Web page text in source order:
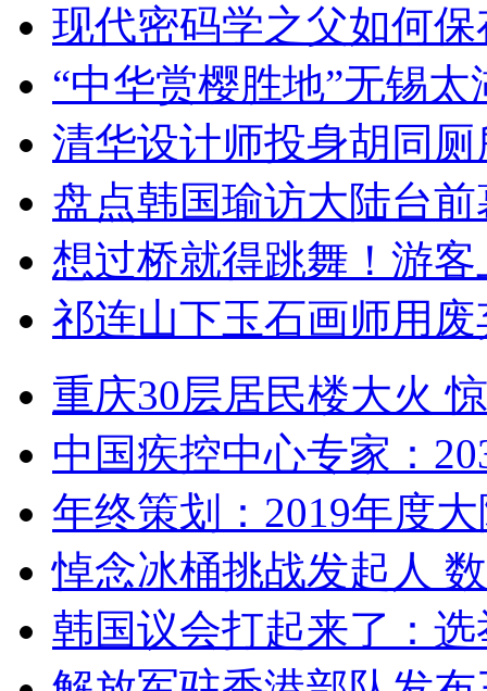
现代密码学之父如何
“中华赏樱胜地”无锡
清华设计师投身胡同
盘点韩国瑜访大陆台
想过桥就得跳舞！游客
祁连山下玉石画师用
重庆30层居民楼大火
中国疾控中心专家：
年终策划：2019年度
悼念冰桶挑战发起人
韩国议会打起来了：